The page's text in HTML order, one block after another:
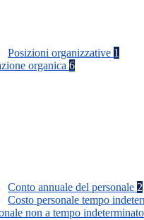
Posizioni organizzative 1
organica 6
Conto annuale del personale 2
Costo personale tempo
non a tempo indeterminato